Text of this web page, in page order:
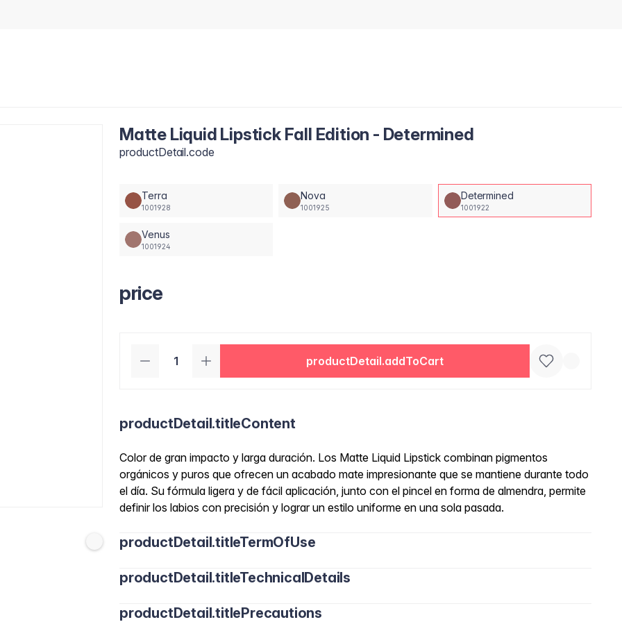
Matte Liquid Lipstick Fall Edition - Determined
productDetail.code
Terra
1001928
Nova
1001925
Determined
1001922
Venus
1001924
price
productDetail.addToCart
productDetail.titleContent
Color de gran impacto y larga duración. Los Matte Liquid Lipstick combinan pigmentos
orgánicos y puros que ofrecen un acabado mate impresionante que se mantiene durante todo
el día. Su fórmula ligera y de fácil aplicación, junto con el pincel en forma de almendra, permite
definir los labios con precisión y lograr un estilo uniforme en una sola pasada.
productDetail.titleTermOfUse
productDetail.titleTechnicalDetails
productDetail.titlePrecautions